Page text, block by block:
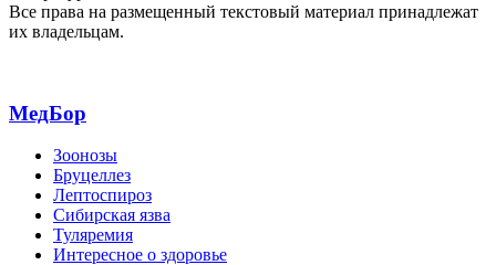
Все права на размещенный текстовый материал принадлежат
их владельцам.
МедБор
Зоонозы
Бруцеллез
Лептоспироз
Сибирская язва
Туляремия
Интересное о здоровье